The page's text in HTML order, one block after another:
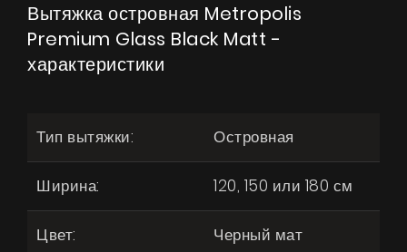
Вытяжка островная Metropolis
Premium Glass Black Matt -
характеристики
Тип вытяжки: Островная
Ширина: 120, 150 или 180 см
Цвет: Черный мат